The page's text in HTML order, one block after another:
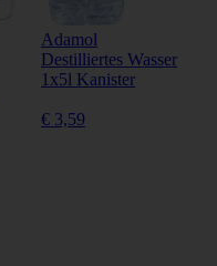
Adamol
Destilliertes Wasser
1x5l Kanister
€ 3,59